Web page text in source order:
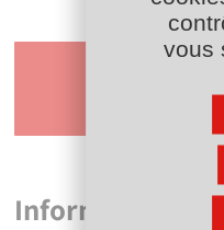
Informations
vous